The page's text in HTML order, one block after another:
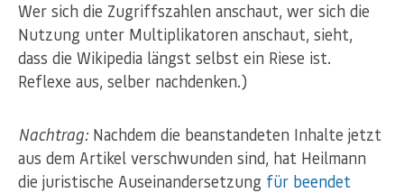
Wer sich die Zugriffszahlen anschaut, wer sich die
Nutzung unter Multiplikatoren anschaut, sieht,
dass die Wikipedia längst selbst ein Riese ist.
Reflexe aus, selber nachdenken.)
Nachtrag: Nachdem die beanstandeten Inhalte jetzt
aus dem Artikel verschwunden sind, hat Heilmann
die juristische Auseinandersetzung für beendet